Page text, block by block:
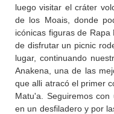
luego visitar el cráter
de los Moais, donde
icónicas figuras de Rapa
de disfrutar un picnic
lugar, continuando
Anakena, una de las
que alli atracó el primer
Matu'a. Seguiremos
en un desfiladero y por